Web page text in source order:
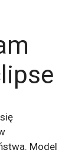
Model